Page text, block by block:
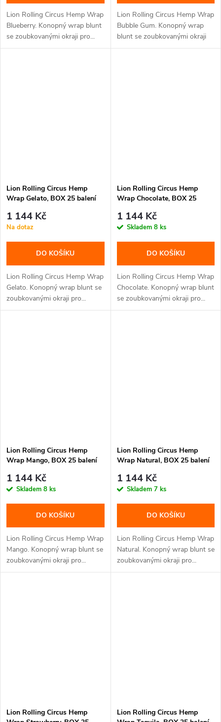
Lion Rolling Circus Hemp Wrap
Blueberry. Konopný wrap blunt
se zoubkovanými okraji pro...
Lion Rolling Circus Hemp Wrap
Bubble Gum. Konopný wrap
blunt se zoubkovanými okraji
pro...
Lion Rolling Circus Hemp
Wrap Gelato, BOX 25 balení
1 144 Kč
Na dotaz
DO KOŠÍKU
Lion Rolling Circus Hemp Wrap
Gelato. Konopný wrap blunt se
zoubkovanými okraji pro...
Lion Rolling Circus Hemp
Wrap Chocolate, BOX 25
1 144 Kč
Skladem 8 ks
DO KOŠÍKU
Lion Rolling Circus Hemp Wrap
Chocolate. Konopný wrap blunt
se zoubkovanými okraji pro...
Lion Rolling Circus Hemp
Wrap Mango, BOX 25 balení
1 144 Kč
Skladem 8 ks
DO KOŠÍKU
Lion Rolling Circus Hemp Wrap
Mango. Konopný wrap blunt se
zoubkovanými okraji pro...
Lion Rolling Circus Hemp
Wrap Natural, BOX 25 balení
1 144 Kč
Skladem 7 ks
DO KOŠÍKU
Lion Rolling Circus Hemp Wrap
Natural. Konopný wrap blunt se
zoubkovanými okraji pro...
Lion Rolling Circus Hemp
Lion Rolling Circus Hemp